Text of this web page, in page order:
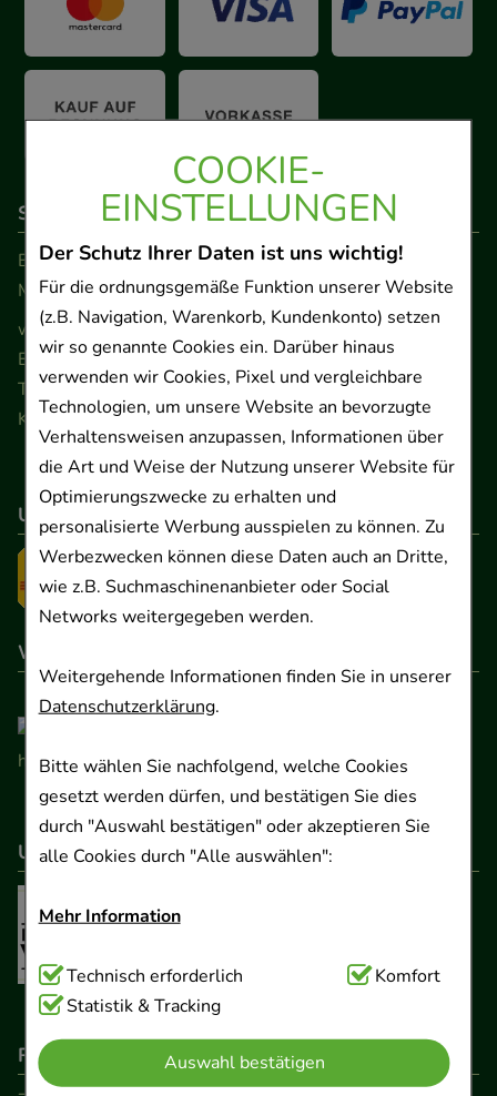
COOKIE-
EINSTELLUNGEN
Der Schutz Ihrer Daten ist uns wichtig!
Für die ordnungsgemäße Funktion unserer Website
(z.B. Navigation, Warenkorb, Kundenkonto) setzen
wir so genannte Cookies ein. Darüber hinaus
verwenden wir Cookies, Pixel und vergleichbare
Technologien, um unsere Website an bevorzugte
Verhaltensweisen anzupassen, Informationen über
die Art und Weise der Nutzung unserer Website für
Optimierungszwecke zu erhalten und
personalisierte Werbung ausspielen zu können. Zu
Werbezwecken können diese Daten auch an Dritte,
wie z.B. Suchmaschinenanbieter oder Social
Networks weitergegeben werden.
Weitergehende Informationen finden Sie in unserer
Datenschutzerklärung.
Bitte wählen Sie nachfolgend, welche Cookies
gesetzt werden dürfen, und bestätigen Sie dies
durch "Auswahl bestätigen" oder akzeptieren Sie
alle Cookies durch "Alle auswählen":
Mehr Information
Technisch Notwendig:Hierbei handelt es sich um
Cookies, die für die Grundfunktionen unserer
Website notwendig sind (z.B. Navigation,
Warenkorb, Kundenkonto), weshalb auf diese nicht
Technisch erforderlich
Komfort
Statistik & Tracking
Auswahl bestätigen
So erreichen Sie uns
Beratung und Kundenservice:
Montag - Freitag von 9.00 bis 17.00 Uhr
www.ApoSalis.de· E-Mail:info@ApoSalis.de
Ernst-August-Platz 2 · 30159 Hannover
Telefon 0511 89 71 80 0 · Fax 0511 89 71 80 11
Kontaktformular
Unser Versanddienstleister
Wir sind hier gelistet
Unser Netzwerk
Rechtliche Pflichtangaben